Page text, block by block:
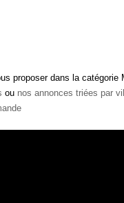
proposer dans la
ou nos annonces triées par